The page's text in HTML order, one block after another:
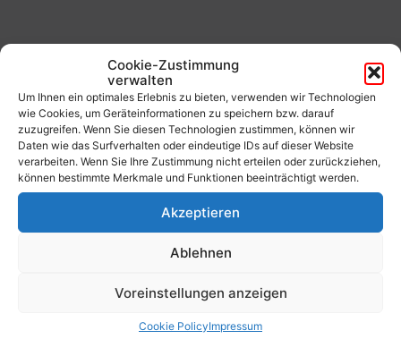
Cookie-Zustimmung
verwalten
Um Ihnen ein optimales Erlebnis zu bieten, verwenden wir Technologien
wie Cookies, um Geräteinformationen zu speichern bzw. darauf
zuzugreifen. Wenn Sie diesen Technologien zustimmen, können wir
Daten wie das Surfverhalten oder eindeutige IDs auf dieser Website
verarbeiten. Wenn Sie Ihre Zustimmung nicht erteilen oder zurückziehen,
können bestimmte Merkmale und Funktionen beeinträchtigt werden.
Akzeptieren
Ablehnen
Voreinstellungen anzeigen
Cookie PolicyImpressum
Von:
Bis:
Filter